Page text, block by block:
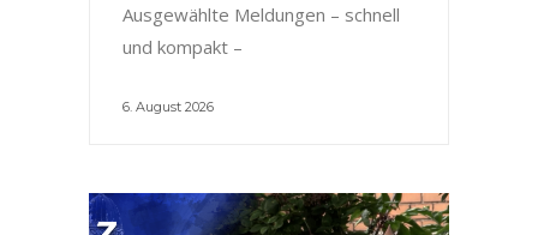
Ausgewählte Meldungen – schnell
und kompakt –
6. August 2026